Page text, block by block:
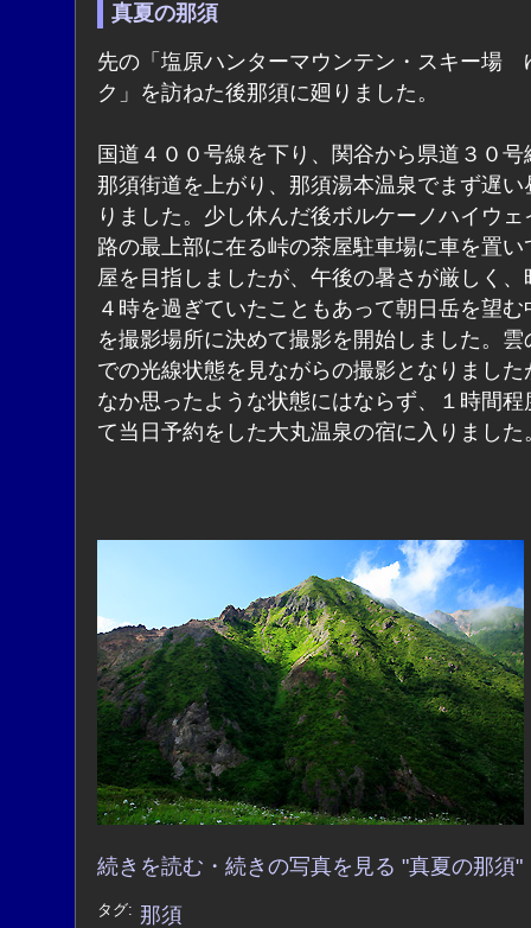
真夏の那須
先の「塩原ハンターマウンテン・スキー場
ク」を訪ねた後那須に廻りました。
国道４００号線を下り、関谷から県道３０号
那須街道を上がり、那須湯本温泉でまず遅い
りました。少し休んだ後ボルケーノハイウェ
路の最上部に在る峠の茶屋駐車場に車を置い
屋を目指しましたが、午後の暑さが厳しく、
４時を過ぎていたこともあって朝日岳を望む
を撮影場所に決めて撮影を開始しました。雲
での光線状態を見ながらの撮影となりました
なか思ったような状態にはならず、１時間程
て当日予約をした大丸温泉の宿に入りました
続きを読む・続きの写真を見る "真夏の那須"
タグ: 那須